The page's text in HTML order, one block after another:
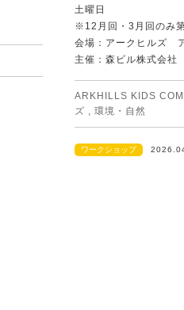
土曜日
※12月回・3月回のみ
会場：アークヒルズ
主催：森ビル株式会社
ARKHILLS KIDS
ズ
環境・自然
ワークショップ